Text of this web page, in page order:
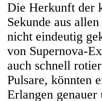
Die Herkunft der
Sekunde aus
nicht eindeutig
von Supernova-
auch schnell
Pulsare, könnten
Erlangen genauer